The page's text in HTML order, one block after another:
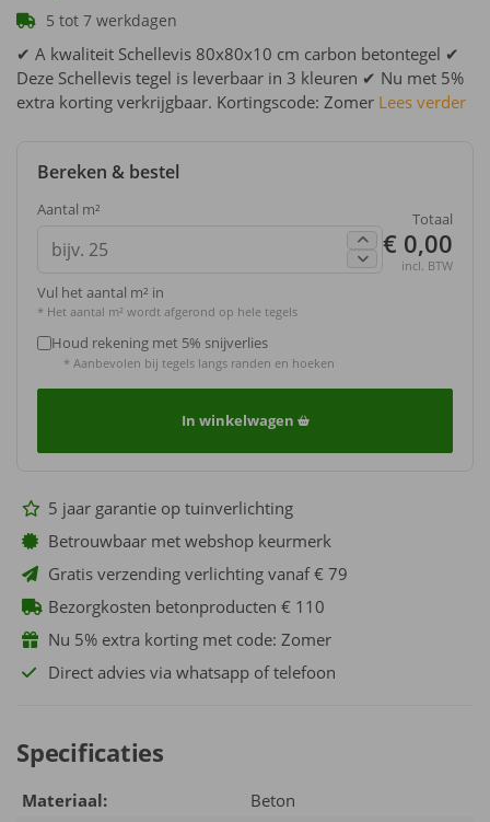
5 tot 7 werkdagen
✔ A kwaliteit Schellevis 80x80x10 cm carbon betontegel ✔
Deze Schellevis tegel is leverbaar in 3 kleuren ✔ Nu met 5%
extra korting verkrijgbaar. Kortingscode: Zomer Lees verder
Bereken & bestel
Aantal m² Totaal
€ 0,00
incl. BTW
Vul het aantal m² in
* Het aantal m² wordt afgerond op hele tegels
Houd rekening met 5% snijverlies
* Aanbevolen bij tegels langs randen en hoeken
In winkelwagen
5 jaar garantie op tuinverlichting
Betrouwbaar met webshop keurmerk
Gratis verzending verlichting vanaf € 79
Bezorgkosten betonproducten € 110
Nu 5% extra korting met code: Zomer
Direct advies via whatsapp of telefoon
Specificaties
Materiaal:
Beton